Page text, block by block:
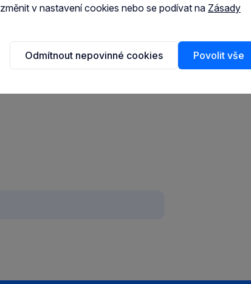
voda
v nastavení cookies nebo se podívat na Zásady
Odmítnout nepovinné cookies Povolit vše